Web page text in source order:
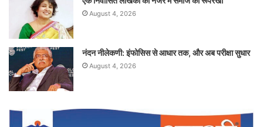
August 4, 2026
नंदन नीलेकणी: इंफोसिस से आधार तक, और अब परीक्षा सुधार
August 4, 2026